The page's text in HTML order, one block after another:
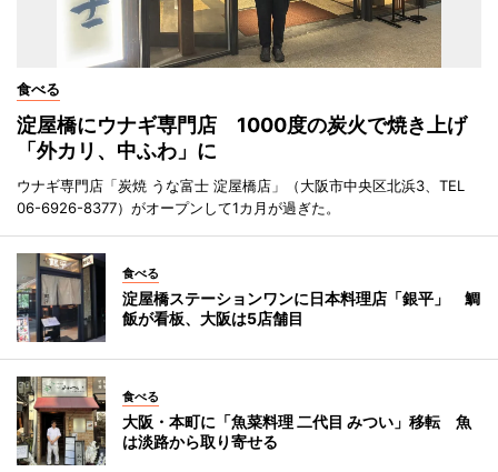
食べる
淀屋橋にウナギ専門店 1000度の炭火で焼き上げ
「外カリ、中ふわ」に
ウナギ専門店「炭焼 うな富士 淀屋橋店」（大阪市中央区北浜3、TEL
06-6926-8377）がオープンして1カ月が過ぎた。
食べる
淀屋橋ステーションワンに日本料理店「銀平」 鯛
飯が看板、大阪は5店舗目
食べる
大阪・本町に「魚菜料理 二代目 みつい」移転 魚
は淡路から取り寄せる